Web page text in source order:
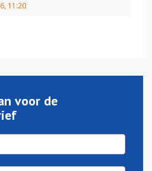
11:20
voor de